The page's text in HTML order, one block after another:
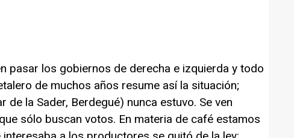
pasar los gobiernos de derecha e izquierda y todo
de muchos años resume así la situación;
de la Sader, Berdegué) nunca estuvo. Se ven
sólo buscan votos. En materia de café estamos